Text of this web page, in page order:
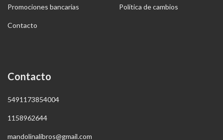
Promociones bancarias Política de cambios
Contacto
Contacto
5491173854004
1158962644
mandolinalibros@gmail.com